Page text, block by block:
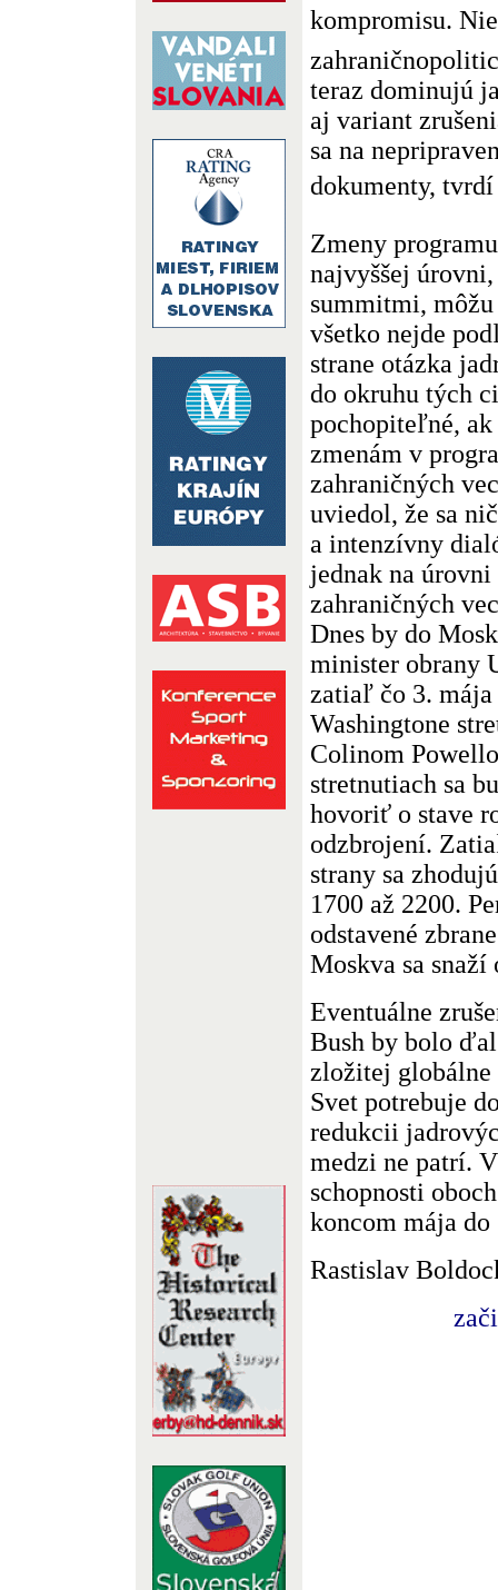
kompromisu.
teraz dominujú
aj variant
sa na
dokumenty,
Zmeny
najvyššej
summitmi,
všetko nejde
strane otázka
do okruhu tých
pochopiteľné,
zmenám v
zahraničných
uviedol, že sa
a intenzívny
jednak na
zahraničných
Dnes by do
minister obrany
zatiaľ čo 3.
Washingtone
Colinom
stretnutiach sa
hovoriť o stave
odzbrojení.
strany sa
1700 až 2200.
odstavené
Moskva sa
Eventuálne
Bush by bolo
zložitej globálne
Svet potrebuje
redukcii
medzi ne patrí.
schopnosti
koncom mája do
Rastislav